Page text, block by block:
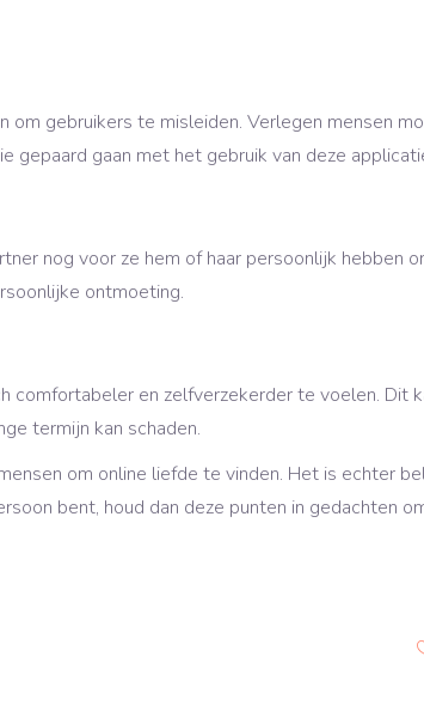
gebruikers te misleiden. Verlegen mensen
gepaard gaan met het gebruik van deze
nog voor ze hem of haar persoonlijk hebben
ontmoeting.
comfortabeler en zelfverzekerder te voelen. Dit
termijn kan schaden.
om online liefde te vinden. Het is echter
bent, houd dan deze punten in gedachten